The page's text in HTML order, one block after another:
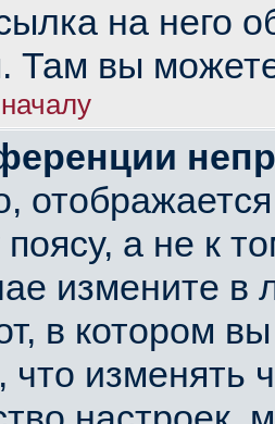
на него
Там вы
а не к
измените в
в котором
что изменять